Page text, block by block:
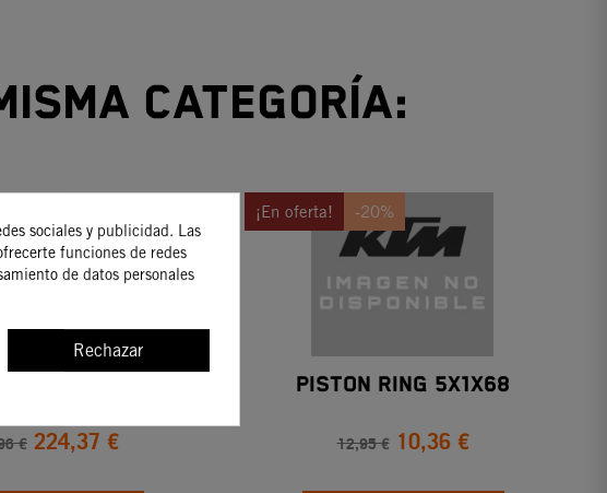
categoría:
€ 224,37 €
¡En oferta! -20%
PISTON RING 5X1X68
12,95 € 10,36 €
sociales y publicidad. Las
funciones de redes
de datos personales
Rechazar